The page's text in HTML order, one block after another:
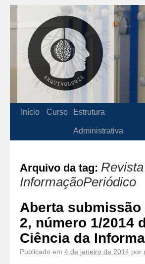
Início Curso Estrutura
Administrativa
Arquivo da tag:
InformaçãoPeriódico
Aberta
2, número 1/2014
Ciência da
Publicado em 4 de janeiro de 2014 por